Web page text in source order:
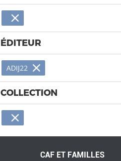
ÉDITEUR
ADIJ22
COLLECTION
CAF ET FAMILLES